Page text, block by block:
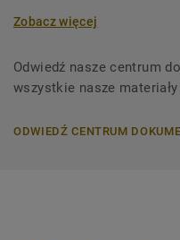
Zobacz więcej
Odwiedź nasze centrum
wszystkie nasze
ODWIEDŹ CENTRUM